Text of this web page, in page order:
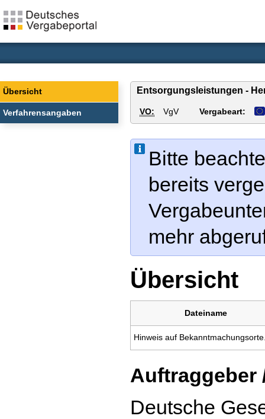
Übersicht
Verfahrensangaben
Entsorgungsleistungen -
VO: VgV Vergabeart:
Bitte
bereits
mehr
Übersicht
Dateiname
Hinweis auf
Auftraggeber
Deutsche